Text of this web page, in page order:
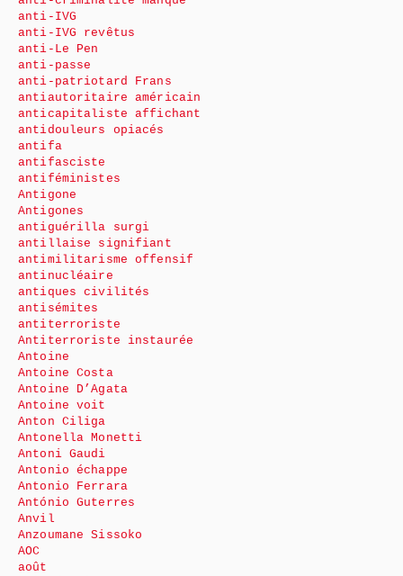
anti-IVG
anti-IVG revêtus
anti-Le Pen
anti-passe
anti-patriotard Frans
antiautoritaire américain
anticapitaliste affichant
antidouleurs opiacés
antifa
antifasciste
antiféministes
Antigone
Antigones
antiguérilla surgi
antillaise signifiant
antimilitarisme offensif
antinucléaire
antiques civilités
antisémites
antiterroriste
Antiterroriste instaurée
Antoine
Antoine Costa
Antoine D’Agata
Antoine voit
Anton Ciliga
Antonella Monetti
Antoni Gaudi
Antonio échappe
Antonio Ferrara
António Guterres
Anvil
Anzoumane Sissoko
AOC
août